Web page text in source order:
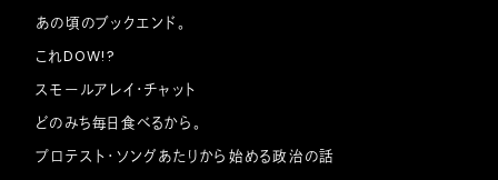
あの頃のブックエンド。
これDOW!?
スモールアレイ・チャット
どのみち毎日食べるから。
プロテスト・ソングあたりから始める政治の話